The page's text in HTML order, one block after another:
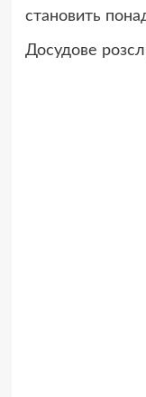
становить
Досудове